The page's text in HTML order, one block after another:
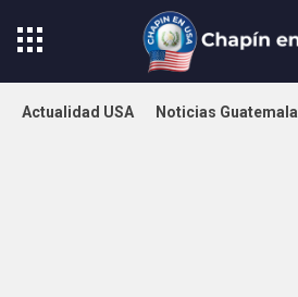
Actualidad USA Noticias Guatemala